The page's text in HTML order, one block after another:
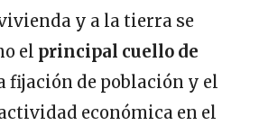
y a la tierra se
el principal cuello de
fijación de población y el
económica en el